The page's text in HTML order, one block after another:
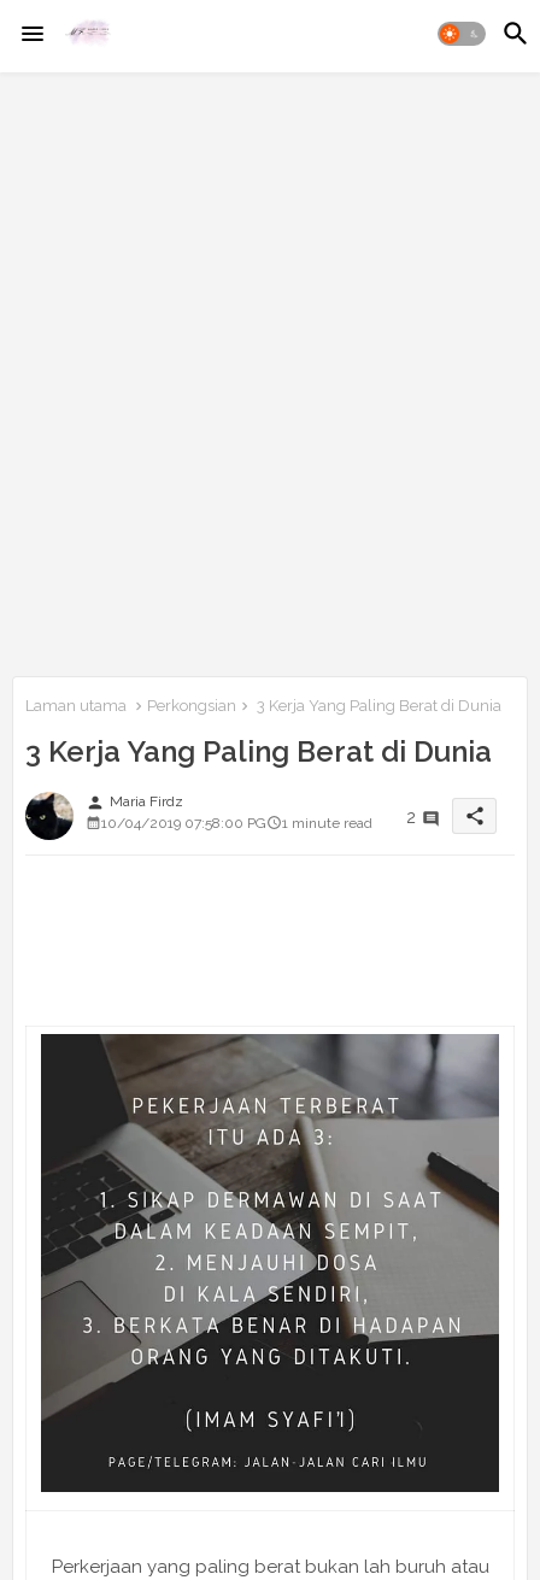
Laman utama Perkongsian 3 Kerja Yang Paling Berat di Dunia
3 Kerja Yang Paling Berat di Dunia
person Maria Firdz
10/04/2019 07:58:00 PG
1 minute read 2 share
Perkerjaan yang paling berat bukan lah buruh atau